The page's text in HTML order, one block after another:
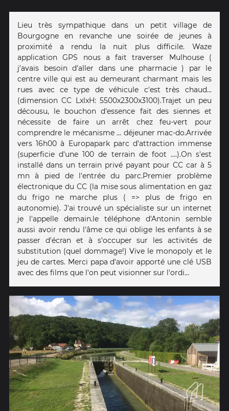
Lieu très sympathique dans un petit village de
Bourgogne en revanche une soirée de jeunes à
proximité a rendu la nuit plus difficile. Waze
application GPS nous a fait traverser Mulhouse (
j'avais besoin d'aller dans une pharmacie ) par le
centre ville qui est au demeurant charmant mais les
rues avec ce type de véhicule c'est très chaud...
(dimension CC LxlxH: 5500x2300x3100).Trajet un peu
décousu, le bouchon d'essence fait des siennes et
nécessite de faire un arrêt chez feu-vert pour
comprendre le mécanisme ... déjeuner mac-do.Arrivée
vers 16h00 à Europapark parc d'attraction immense
(superficie d'une 100 de terrain de foot ....).On s'est
installé dans un terrain privé payant pour CC car à 5
mn à pied de l'entrée du parc.Premier problème
électronique du CC (la mise sous alimentation en gaz
du frigo ne marche plus ( => plus de frigo en
autonomie). J'ai trouvé un spécialiste sur un internet
je l'appelle demain.le téléphone d'Antonin semble
aussi avoir rendu l'âme ce qui oblige les enfants à se
passer d'écran et à s'occuper sur les activités de
substitution (quel dommage!) Vive le monopoly et le
jeu de cartes. Merci papa d'avoir apporté une clé USB
avec des films que l'on peut visionner sur l'ordi...